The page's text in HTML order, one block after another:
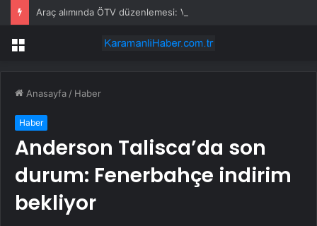
Menü
Anasayfa / Haber
Haber
Anderson Talisca’da son
durum: Fenerbahçe indirim
bekliyor